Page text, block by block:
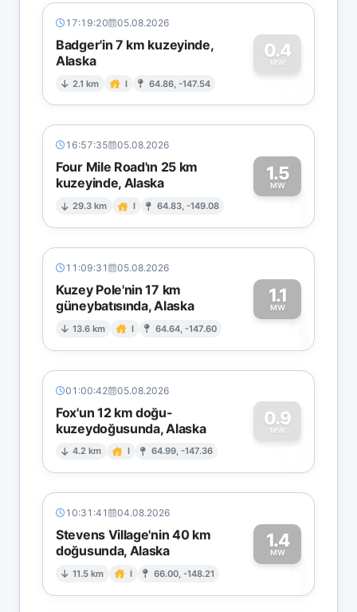
17:19:20 05.08.2026
Badger'in 7 km kuzeyinde,
Alaska
2.1 km I 64.86, -147.54
0.4
MW
0
16:57:35 05.08.2026
Four Mile Road'ın 25 km
kuzeyinde, Alaska
29.3 km I 64.83, -149.08
1.5
MW1
11:09:31 05.08.2026
Kuzey Pole'nin 17 km
güneybatısında, Alaska
13.6 km I 64.64, -147.60
1.1
MW1
01:00:42 05.08.2026
Fox'un 12 km doğu-
kuzeydoğusunda, Alaska
4.2 km I 64.99, -147.36
0.9
MW
0
10:31:41 04.08.2026
Stevens Village'nin 40 km
doğusunda, Alaska
11.5 km I 66.00, -148.21
1.4
MW1